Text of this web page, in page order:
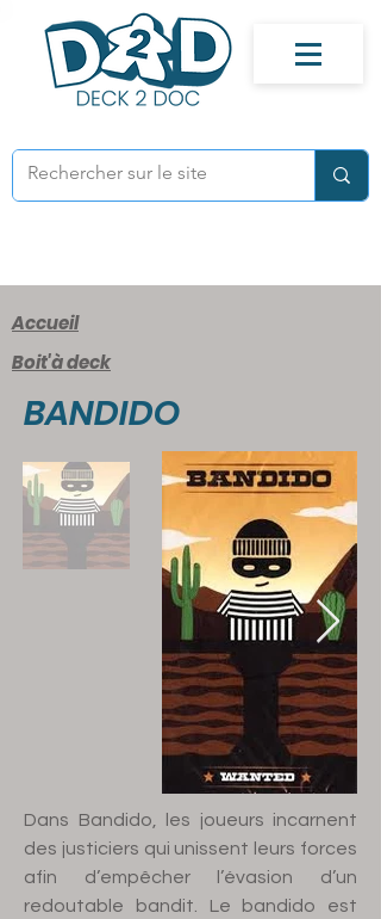
Accueil
Boit'à deck
BANDIDO
Dans Bandido, les joueurs incarnent
des justiciers qui unissent leurs forces
afin d’empêcher l’évasion d’un
redoutable bandit. Le bandido est